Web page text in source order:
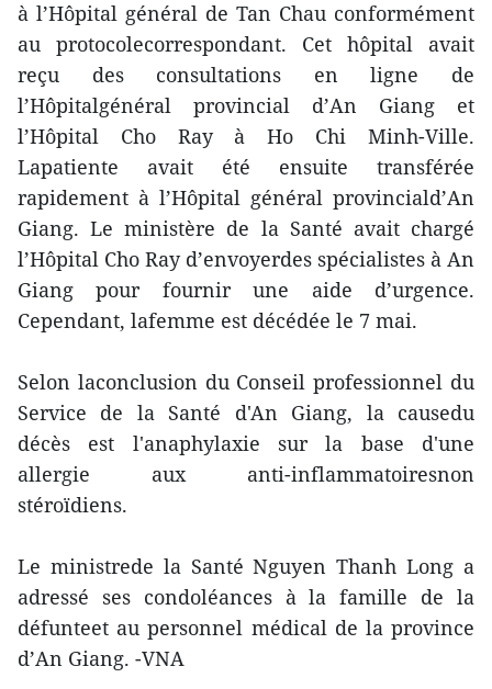
à l’Hôpital général de Tan Chau conformément
au protocolecorrespondant. Cet hôpital avait
reçu des consultations en ligne de
l’Hôpitalgénéral provincial d’An Giang et
l’Hôpital Cho Ray à Ho Chi Minh-Ville.
Lapatiente avait été ensuite transférée
rapidement à l’Hôpital général provinciald’An
Giang. Le ministère de la Santé avait chargé
l’Hôpital Cho Ray d’envoyerdes spécialistes à An
Giang pour fournir une aide d’urgence.
Cependant, lafemme est décédée le 7 mai.
Selon laconclusion du Conseil professionnel du
Service de la Santé d'An Giang, la causedu
décès est l'anaphylaxie sur la base d'une
allergie aux anti-inflammatoiresnon
stéroïdiens.
Le ministrede la Santé Nguyen Thanh Long a
adressé ses condoléances à la famille de la
défunteet au personnel médical de la province
d’An Giang. -VNA